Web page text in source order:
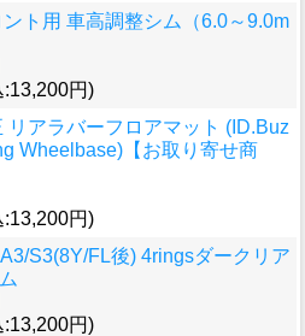
ント用 車高調整シム（6.0～9.0m
:13,200円)
リアラバーフロアマット (ID.Buz
Wheelbase)【お取り寄せ商
:13,200円)
S3(8Y/FL後) 4ringsダークリア
:13,200円)